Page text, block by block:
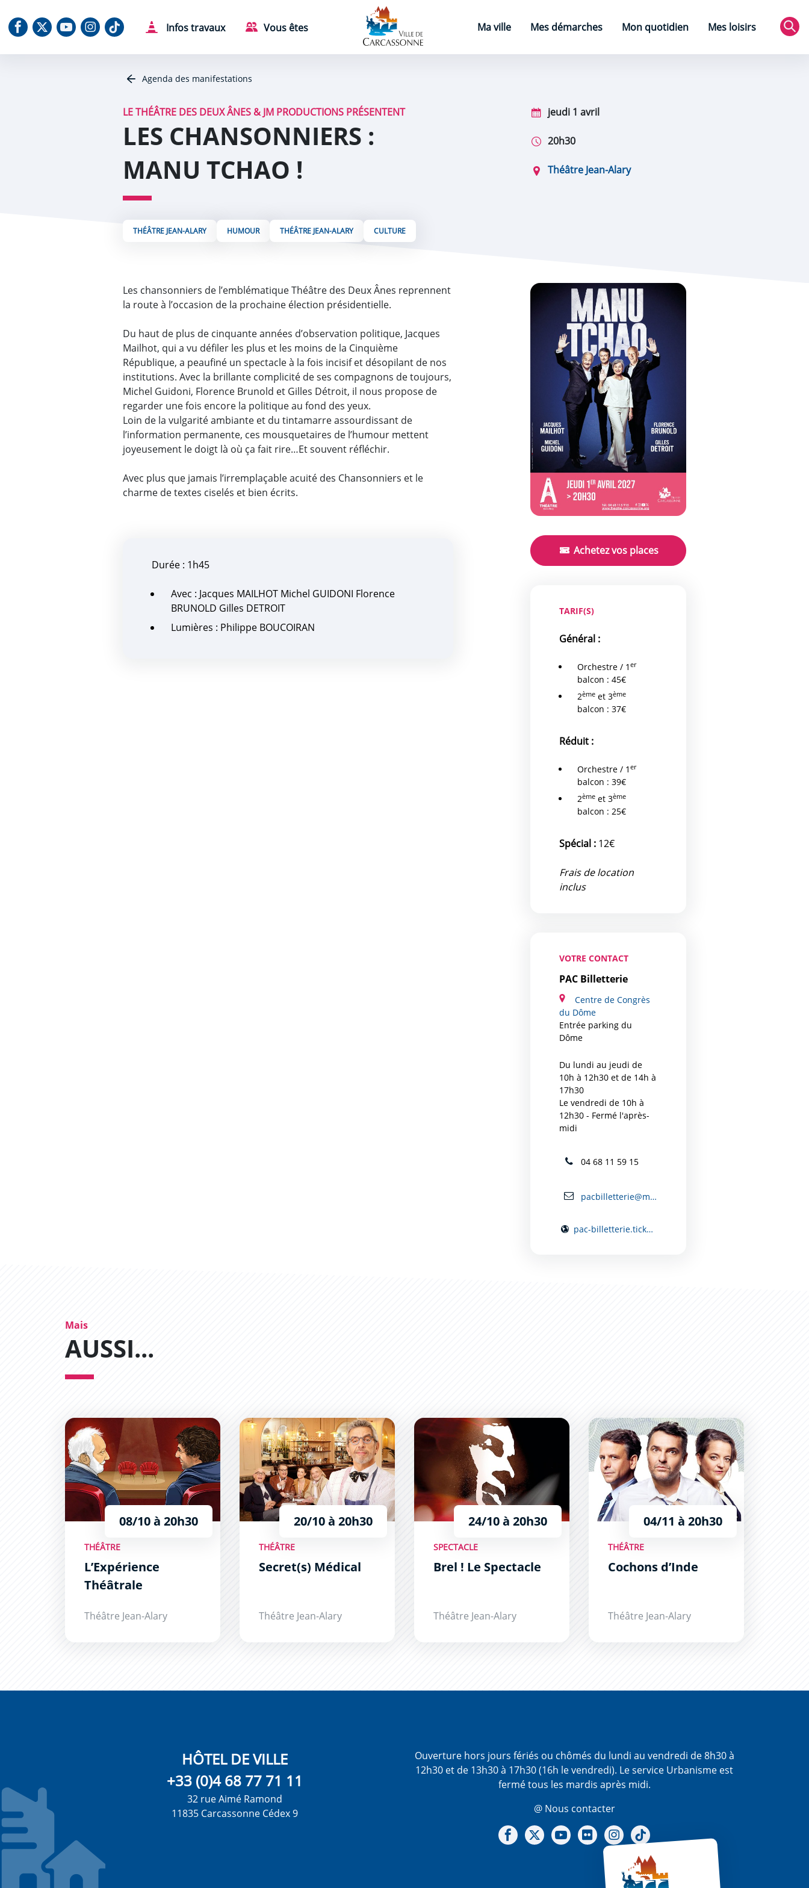
Notre Facebook
Notre X (Twitter)
Notre chaine Youtube
Notre Instagram
Notre TiktokInfos travaux Vous êtes
Page d'accueil
Ma ville
Mes démarches Mon quotidien
Mes loisirs
Agenda des manifestations
LE THÉÂTRE DES DEUX ÂNES & JM PRODUCTIONS PRÉSENTENT
LES CHANSONNIERS :
MANU TCHAO !
THÉÂTRE JEAN-ALARY HUMOUR THÉÂTRE JEAN-ALARY CULTURE
jeudi 1 avril
20h30
Théâtre Jean-Alary
Les chansonniers de l’emblématique Théâtre des Deux Ânes reprennent
la route à l’occasion de la prochaine élection présidentielle.
Du haut de plus de cinquante années d’observation politique, Jacques
Mailhot, qui a vu défiler les plus et les moins de la Cinquième
République, a peaufiné un spectacle à la fois incisif et désopilant de nos
institutions. Avec la brillante complicité de ses compagnons de toujours,
Michel Guidoni, Florence Brunold et Gilles Détroit, il nous propose de
regarder une fois encore la politique au fond des yeux.
Loin de la vulgarité ambiante et du tintamarre assourdissant de
l’information permanente, ces mousquetaires de l’humour mettent
joyeusement le doigt là où ça fait rire…Et souvent réfléchir.
Avec plus que jamais l’irremplaçable acuité des Chansonniers et le
charme de textes ciselés et bien écrits.
Durée : 1h45
Avec : Jacques MAILHOT Michel GUIDONI Florence
BRUNOLD Gilles DETROIT
Lumières : Philippe BOUCOIRAN
Zoom de l'image
Achetez vos places
TARIF(S)
Général :
Orchestre / 1er
balcon : 45€
2ème et 3ème
balcon : 37€
Réduit :
Orchestre / 1er
balcon : 39€
2ème et 3ème
balcon : 25€
Spécial : 12€
Frais de location
inclus
VOTRE CONTACT
PAC Billetterie
Centre de Congrès
du Dôme
Entrée parking du
Dôme
Du lundi au jeudi de
10h à 12h30 et de 14h à
17h30
Le vendredi de 10h à
12h30 - Fermé l'après-
midi
04 68 11 59 15
pacbilletterie@mairie-carcassonne.fr
pac-billetterie.tickandlive.com
Mais
AUSSI...
L’Expérience Théâtrale
08/10 à 20h30
THÉÂTRE
L’Expérience
Théâtrale
Théâtre Jean-Alary
Secret(s) Médical
20/10 à 20h30
THÉÂTRE
Secret(s) Médical
Théâtre Jean-Alary
Brel ! Le Spectacle
24/10 à 20h30
SPECTACLE
Brel ! Le Spectacle
Théâtre Jean-Alary
Cochons d’Inde
04/11 à 20h30
THÉÂTRE
Cochons d’Inde
Théâtre Jean-Alary
HÔTEL DE VILLE
+33 (0)4 68 77 71 11
32 rue Aimé Ramond
11835 Carcassonne Cédex 9
Ouverture hors jours fériés ou chômés du lundi au vendredi de 8h30 à
12h30 et de 13h30 à 17h30 (16h le vendredi). Le service Urbanisme est
fermé tous les mardis après midi.
@ Nous contacter
Notre Facebook
Notre X - (twitter)
Notre chaine Youtube
Notre Gallerie sur Flickr
Notre Instagram